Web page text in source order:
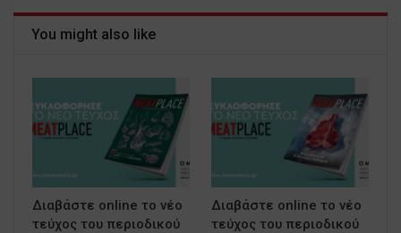
You might also like
Διαβάστε online το νέο
τεύχος του περιοδικού
Διαβάστε online το νέο
τεύχος του περιοδικού